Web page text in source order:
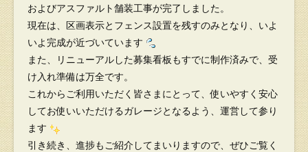
およびアスファルト舗装工事が完了しました。
現在は、区画表示とフェンス設置を残すのみとなり、いよ
いよ完成が近づいています
また、リニューアルした募集看板もすでに制作済みで、受
け入れ準備は万全です。
これからご利用いただく皆さまにとって、使いやすく安心
してお使いいただけるガレージとなるよう、運営して参り
ます
引き続き、進捗もご紹介してまいりますので、ぜひご覧く